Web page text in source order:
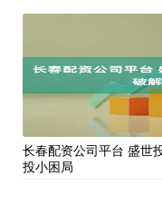
长春配资公司平台 盛世
投小困局